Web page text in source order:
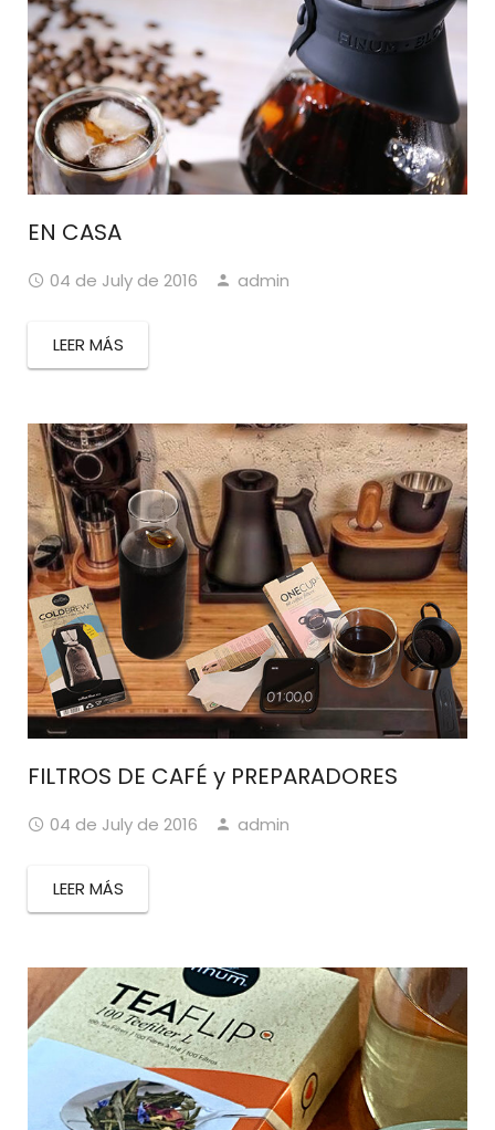
EN CASA
04 de July de 2016 admin
LEER MÁS
FILTROS DE CAFÉ y PREPARADORES
04 de July de 2016 admin
LEER MÁS